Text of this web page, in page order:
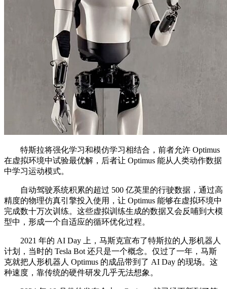
特斯拉将强化学习和模仿学习相结合，前者允许 Optimus
在虚拟环境中试验最优解，后者让 Optimus 能从人类动作数据
中学习运动模式。
自动驾驶系统积累的超过 500 亿英里的行驶数据，通过高
精度的物理仿真引擎投入使用，让 Optimus 能够在虚拟环境中
完成数十万次训练。这些虚拟训练生成的数据又会反哺到大模
型中，形成一个自适应的循环优化过程。
2021 年的 AI Day 上，马斯克宣布了特斯拉的人形机器人
计划，当时的 Tesla Bot 还只是一个概念。仅过了一年，马斯
克就把人形机器人 Optimus 的成品带到了 AI Day 的现场。这
种速度，靠传统的硬件研发几乎无法想象。